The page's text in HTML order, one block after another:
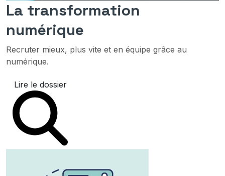
La transformation
numérique
Recruter mieux, plus vite et en équipe grâce au
numérique.
Lire le dossier